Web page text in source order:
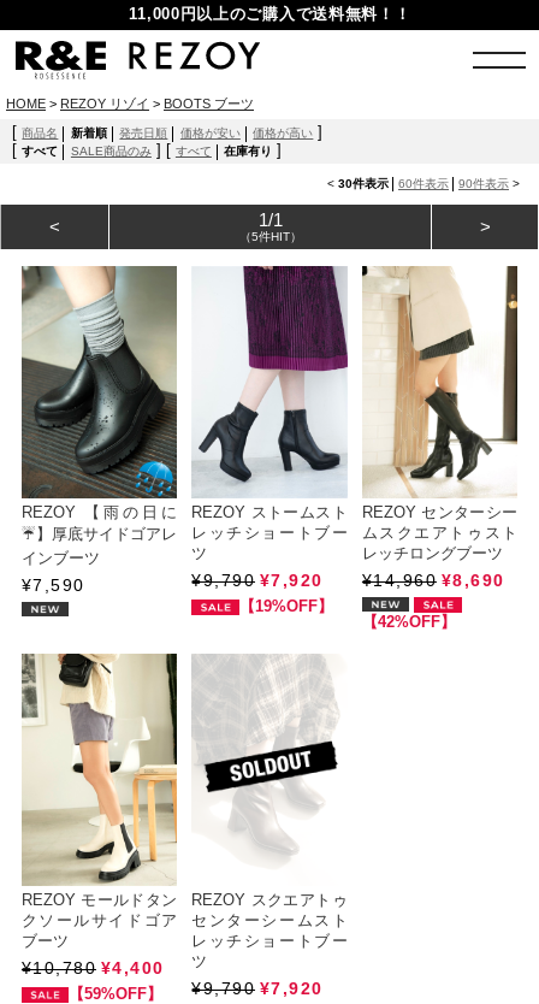
11,000円以上のご購入で送料無料！！
HOME > REZOY リゾイ > BOOTS ブーツ
[商品名 新着順 発売日順 価格が安い 価格が高い ]
[すべて SALE商品のみ ] [ すべて 在庫有り ]
< 30件表示 60件表示 90件表示 >
< 1/1
（5件HIT） >
REZOY 【雨の日に
☔】厚底サイドゴアレ
インブーツ
¥7,590
REZOY ストームスト
レッチショートブー
ツ
¥9,790 ¥7,920
【19%OFF】
REZOY センターシー
ムスクエアトゥスト
レッチロングブーツ
¥14,960 ¥8,690
【42%OFF】
REZOY モールドタン
クソールサイドゴア
ブーツ
¥10,780 ¥4,400
【59%OFF】
REZOY スクエアトゥ
センターシームスト
レッチショートブー
ツ
¥9,790 ¥7,920